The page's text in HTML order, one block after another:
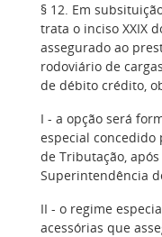
§ 12. Em
trata o inciso XXIX
assegurado ao
rodoviário de
de débito crédito,
I - a opção será
especial
de Tributação,
Superintendência
II - o regime
acessórias que